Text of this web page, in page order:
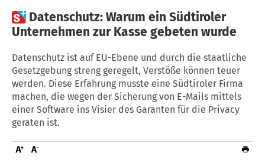
 Datenschutz: Warum ein Südtiroler
Unternehmen zur Kasse gebeten wurde
Datenschutz ist auf EU-Ebene und durch die staatliche
Gesetzgebung streng geregelt, Verstöße können teuer
werden. Diese Erfahrung musste eine Südtiroler Firma
machen, die wegen der Sicherung von E-Mails mittels
einer Software ins Visier des Garanten für die Privacy
geraten ist.